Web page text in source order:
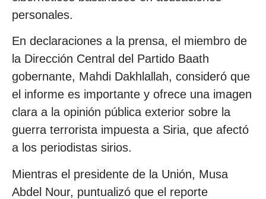
personales.
En declaraciones a la prensa, el miembro de
la Dirección Central del Partido Baath
gobernante, Mahdi Dakhlallah, consideró que
el informe es importante y ofrece una imagen
clara a la opinión pública exterior sobre la
guerra terrorista impuesta a Siria, que afectó
a los periodistas sirios.
Mientras el presidente de la Unión, Musa
Abdel Nour, puntualizó que el reporte